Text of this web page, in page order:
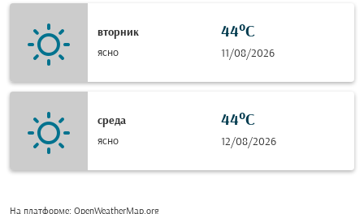
вторник
ясно
44°C
11/08/2026
среда
ясно
44°C
12/08/2026
На платформе: OpenWeatherMap.org